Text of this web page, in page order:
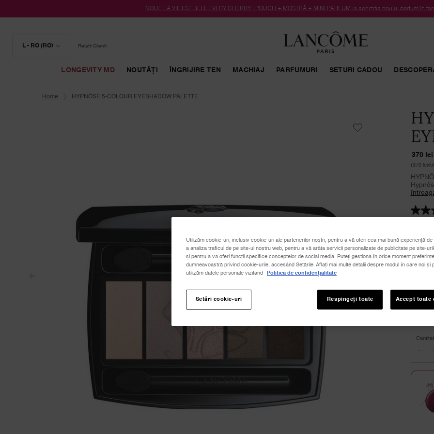
NOUL LA VIE EST BELLE VERY CHERRY | POUCH + MOSTRĂ + MINI PARFUM la achiziția noului parfum în
L - RO (RO) Relații Clienți
LONGEVITY MD NOUTĂȚI ÎNGRIJIRE TEN MACHIAJ PARFUMURI SETURI CADOU
Home
HYPNÔSE 5-COLOUR EYESHADOW PALETTE
370 lei
(370 lei/
Utilizăm cookie-uri, inclusiv cookie-uri ale partenerilor noștri, pentru a vă oferi cea mai bună experiență de
a analiza traficul de pe site-ul nostru web, pentru a vă arăta servicii personalizate de publicitate pe site-
și pentru a vă oferi funcții specifice conceptelor de social media. Puteți gestiona în orice moment
dumneavoastră privind cookie-urile, accesând Setările. Aflați mai multe detalii despre modul în care noi și
utilizăm datele personale vizitând
Politica de confidențialitate
Setări cookie-uri Respingeți toate Accept toate